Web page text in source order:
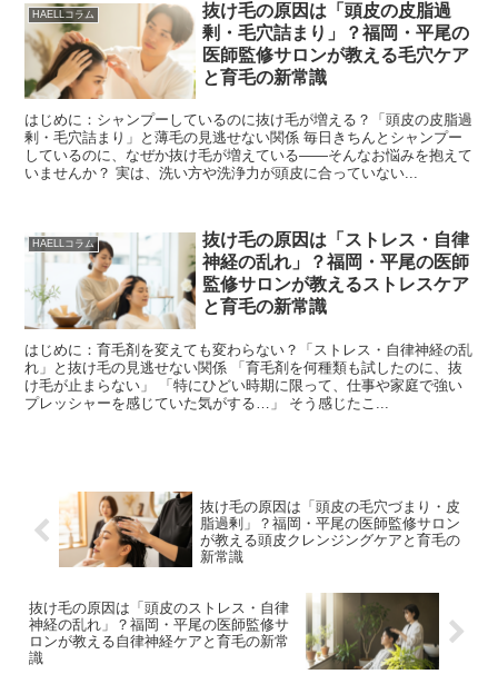
HAELLコラム
抜け毛の原因は「頭皮の皮脂過
剰・毛穴詰まり」？福岡・平尾の
医師監修サロンが教える毛穴ケア
と育毛の新常識
はじめに：シャンプーしているのに抜け毛が増える？「頭皮の皮脂過
剰・毛穴詰まり」と薄毛の見逃せない関係 毎日きちんとシャンプー
しているのに、なぜか抜け毛が増えている——そんなお悩みを抱えて
いませんか？ 実は、洗い方や洗浄力が頭皮に合っていない...
HAELLコラム
抜け毛の原因は「ストレス・自律
神経の乱れ」？福岡・平尾の医師
監修サロンが教えるストレスケア
と育毛の新常識
はじめに：育毛剤を変えても変わらない？「ストレス・自律神経の乱
れ」と抜け毛の見逃せない関係 「育毛剤を何種類も試したのに、抜
け毛が止まらない」 「特にひどい時期に限って、仕事や家庭で強い
プレッシャーを感じていた気がする…」 そう感じたこ...
抜け毛の原因は「頭皮の毛穴づまり・皮
脂過剰」？福岡・平尾の医師監修サロン
が教える頭皮クレンジングケアと育毛の
新常識
抜け毛の原因は「頭皮のストレス・自律
神経の乱れ」？福岡・平尾の医師監修サ
ロンが教える自律神経ケアと育毛の新常
識